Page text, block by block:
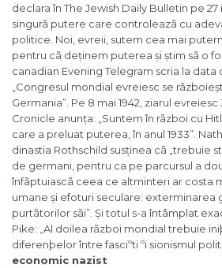
declara înThe Jewish Daily Bulletin pe 27
singurã putere care controleazã cu
politice. Noi, evreii, sutem cea mai
pentru cã deținem puterea și știm sã o
canadian Evening Telegram scria la data
Congresul mondial evreiesc se
Germania”. Pe 8 mai 1942, ziarul evreiesc
Cronicle anunța: „ Suntem în rãzboi cu
care a preluat puterea, în anul 1933”.
dinastia Rothschild susținea cã „trebuie
de germani, pentru ca pe parcursul a
înfãptuiascã ceea ce altminteri ar costa
umane și efoturi seculare: exterminarea
purtãtorilor sãi”. Și totul s-a întâmplat
Pike: „ Al doilea rãzboi mondial trebuie
diferenþelor între fasciºti ºi sionismul
economic nazist